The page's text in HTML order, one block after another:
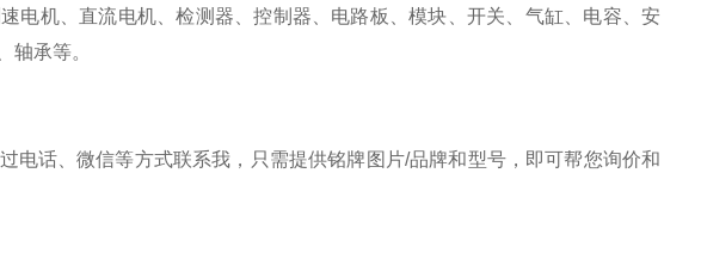
电机、直流电机、检测器、控制器、电路板、模块、开关、气缸、电容、安
轴承等。
电话、微信等方式联系我，只需提供铭牌图片/品牌和型号，即可帮您询价和